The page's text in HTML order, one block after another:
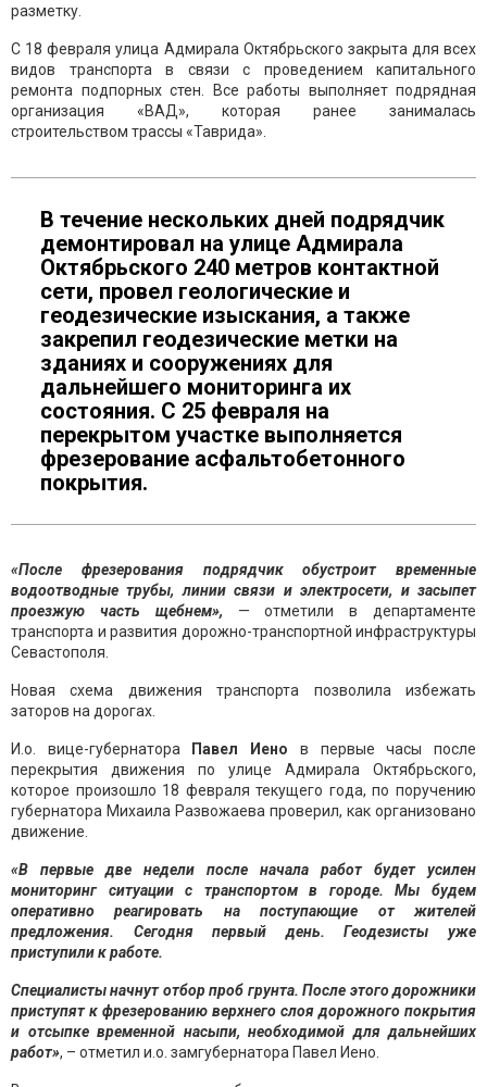
разметку.
С 18 февраля улица Адмирала Октябрьского закрыта для всех
видов транспорта в связи с проведением капитального
ремонта подпорных стен. Все работы выполняет подрядная
организация «ВАД», которая ранее занималась
строительством трассы «Таврида».
В течение нескольких дней подрядчик
демонтировал на улице Адмирала
Октябрьского 240 метров контактной
сети, провел геологические и
геодезические изыскания, а также
закрепил геодезические метки на
зданиях и сооружениях для
дальнейшего мониторинга их
состояния. С 25 февраля на
перекрытом участке выполняется
фрезерование асфальтобетонного
покрытия.
«После фрезерования подрядчик обустроит временные
водоотводные трубы, линии связи и электросети, и засыпет
проезжую часть щебнем», — отметили в департаменте
транспорта и развития дорожно-транспортной инфраструктуры
Севастополя.
Новая схема движения транспорта позволила избежать
заторов на дорогах.
И.о. вице-губернатора Павел Иено в первые часы после
перекрытия движения по улице Адмирала Октябрьского,
которое произошло 18 февраля текущего года, по поручению
губернатора Михаила Развожаева проверил, как организовано
движение.
«В первые две недели после начала работ будет усилен
мониторинг ситуации с транспортом в городе. Мы будем
оперативно реагировать на поступающие от жителей
предложения. Сегодня первый день. Геодезисты уже
приступили к работе.
Специалисты начнут отбор проб грунта. После этого дорожники
приступят к фрезерованию верхнего слоя дорожного покрытия
и отсыпке временной насыпи, необходимой для дальнейших
работ», – отметил и.о. замгубернатора Павел Иено.